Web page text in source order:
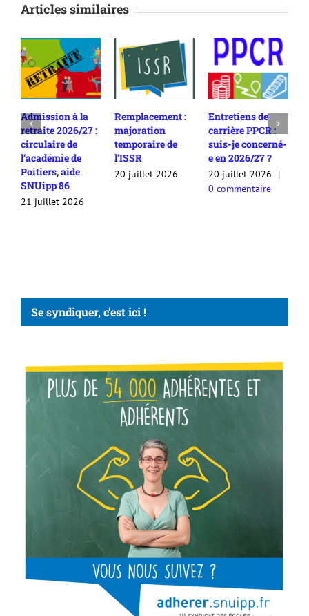
Articles similaires
Remplacement :
majoration
temporaire de
l’ISSR
20 juillet 2026
Entretiens de
carrière PPCR :
suis-je concerné-
e en 2026/27 ?
20 juillet 2026
Rendez-vous de
carrière en
2025/26 :
comment
contester son
appréciation /
Se syndiquer, c’est ici !